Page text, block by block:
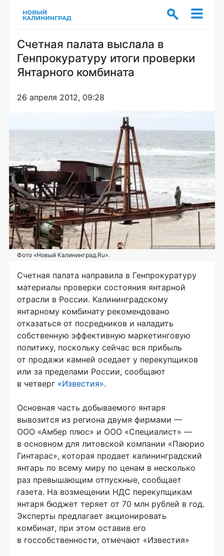
Счетная палата выслала в
Генпрокуратуру итоги проверки
Янтарного комбината
26 апреля 2012, 09:28
Фото «Новый Калининград.Ru».
Счетная палата направила в Генпрокуратуру
материалы проверки состояния янтарной
отрасли в России. Калининградскому
янтарному комбинату рекомендовано
отказаться от посредников и наладить
собственную эффективную маркетинговую
политику, поскольку сейчас вся прибыль
от продажи камней оседает у перекупщиков
или за пределами России, сообщают
в четверг «Известия».
Основная часть добываемого янтаря
вывозится из региона двумя фирмами —
ООО «Амбер плюс» и ООО «Специалист» —
в основном для литовской компании «Паюрио
Гинтарас», которая продает калининградский
янтарь по всему миру по ценам в несколько
раз превышающим отпускные, сообщает
газета. На возмещении НДС перекупщикам
янтаря бюджет теряет от 70 млн рублей в год.
Эксперты предлагает акционировать
комбинат, при этом оставив его
в госсобственности, отмечают «Известия»